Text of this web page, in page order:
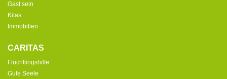
Gast sein
Kitas
Immobilien
CARITAS
Flüchtlingshilfe
Gute Seele